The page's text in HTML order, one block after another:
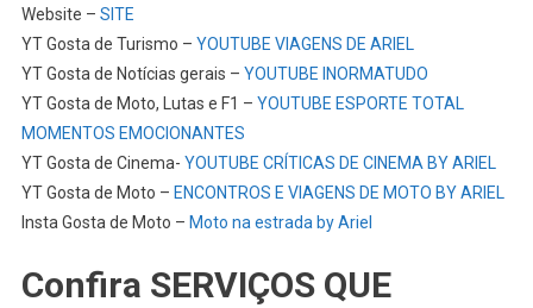
Website – SITE
YT Gosta de Turismo – YOUTUBE VIAGENS DE ARIEL
YT Gosta de Notícias gerais – YOUTUBE INORMATUDO
YT Gosta de Moto, Lutas e F1 – YOUTUBE ESPORTE TOTAL
MOMENTOS EMOCIONANTES
YT Gosta de Cinema- YOUTUBE CRÍTICAS DE CINEMA BY ARIEL
YT Gosta de Moto – ENCONTROS E VIAGENS DE MOTO BY ARIEL
Insta Gosta de Moto – Moto na estrada by Ariel
Confira SERVIÇOS QUE